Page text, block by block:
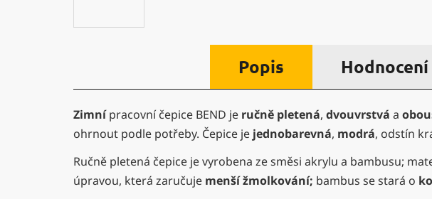
Popis Hodnocení
Zimnípracovní čepice BEND je ručně pletená, dvouvrstvá a
ohrnout podle potřeby. Čepice je jednobarevná, modrá, odstín
Ručně pletená čepice je vyrobena ze směsi akrylu a bambusu;
úpravou, která zaručuje menší žmolkování; bambus se stará o